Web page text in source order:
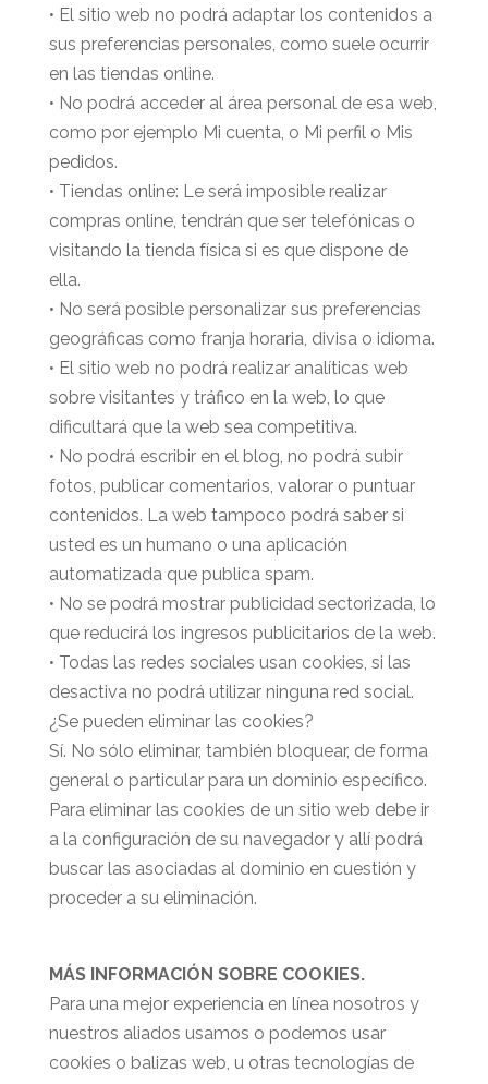
• El sitio web no podrá adaptar los contenidos a
sus preferencias personales, como suele ocurrir
en las tiendas online.
• No podrá acceder al área personal de esa web,
como por ejemplo Mi cuenta, o Mi perfil o Mis
pedidos.
• Tiendas online: Le será imposible realizar
compras online, tendrán que ser telefónicas o
visitando la tienda física si es que dispone de
ella.
• No será posible personalizar sus preferencias
geográficas como franja horaria, divisa o idioma.
• El sitio web no podrá realizar analíticas web
sobre visitantes y tráfico en la web, lo que
dificultará que la web sea competitiva.
• No podrá escribir en el blog, no podrá subir
fotos, publicar comentarios, valorar o puntuar
contenidos. La web tampoco podrá saber si
usted es un humano o una aplicación
automatizada que publica spam.
• No se podrá mostrar publicidad sectorizada, lo
que reducirá los ingresos publicitarios de la web.
• Todas las redes sociales usan cookies, si las
desactiva no podrá utilizar ninguna red social.
¿Se pueden eliminar las cookies?
Sí. No sólo eliminar, también bloquear, de forma
general o particular para un dominio específico.
Para eliminar las cookies de un sitio web debe ir
a la configuración de su navegador y allí podrá
buscar las asociadas al dominio en cuestión y
proceder a su eliminación.
MÁS INFORMACIÓN SOBRE COOKIES.
Para una mejor experiencia en línea nosotros y
nuestros aliados usamos o podemos usar
cookies o balizas web, u otras tecnologías de